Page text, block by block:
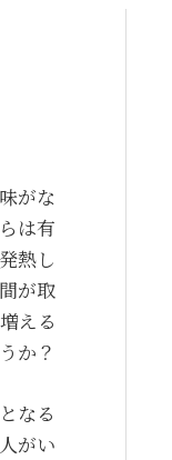
がな
は有
熱し
が取
える
か？
なる
がい